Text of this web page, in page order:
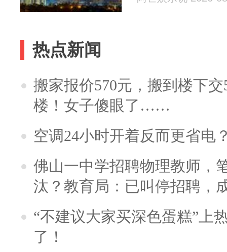
热点新闻
搬家报价570元，搬到楼下
楼！女子傻眼了……
空调24小时开着反而更省电
佛山一中学招聘物理教师，
汰？教育局：已叫停招聘，
“不建议大家买深色蛋糕”上
了！